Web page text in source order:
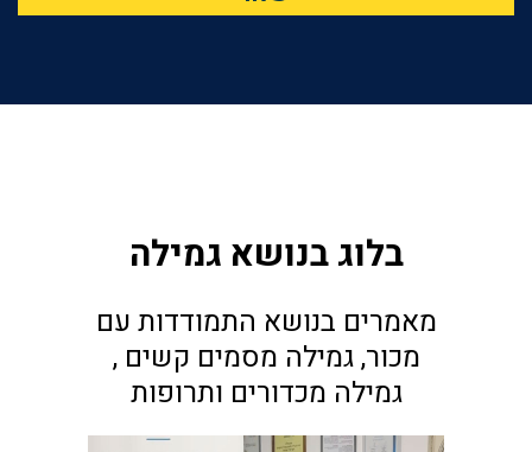
בלוג בנושא גמילה
מאמרים בנושא התמודדות עם
מכור, גמילה מסמים קשים ,
גמילה מכדורים ותרופות